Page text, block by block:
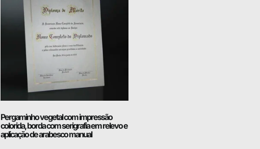
Pergaminho vegetal com impressão
colorida, borda com serigrafia em relevo e
aplicação de arabesco manual